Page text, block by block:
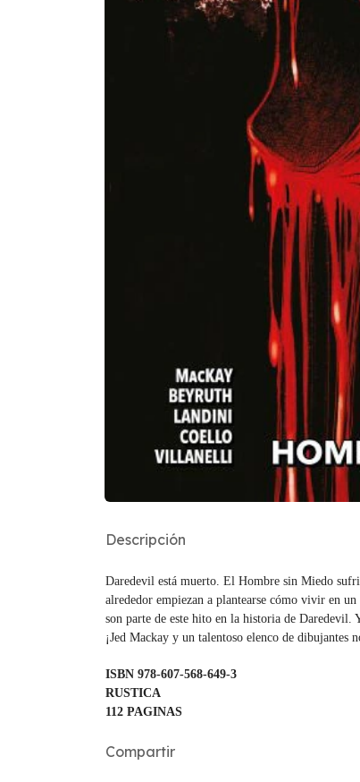
Descripción
Daredevil está muerto. El Hombre sin Miedo
alrededor empiezan a plantearse cómo vivir en
son parte de este hito en la historia de Daredevil.
¡Jed Mackay y un talentoso elenco de dibujantes
ISBN 978-607-568-649-3
RUSTICA
112 PAGINAS
Compartir